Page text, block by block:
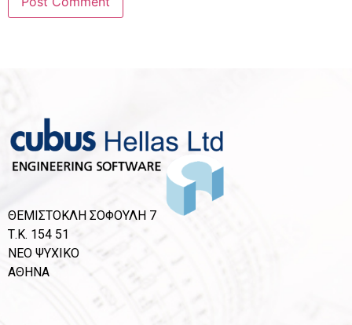
ΘΕΜΙΣΤΟΚΛΗ ΣΟΦΟΥΛΗ 7
Τ.Κ. 154 51
ΝΕΟ ΨΥΧΙΚΟ
ΑΘΗΝΑ